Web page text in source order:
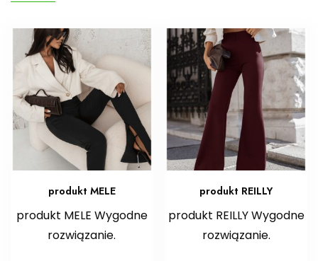
produkt MELE
produkt MELE Wygodne
rozwiązanie.
produkt REILLY
produkt REILLY Wygodne
rozwiązanie.